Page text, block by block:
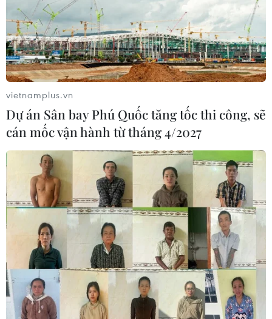
vietnamplus.vn
Dự án Sân bay Phú Quốc tăng tốc thi công, sẽ
cán mốc vận hành từ tháng 4/2027